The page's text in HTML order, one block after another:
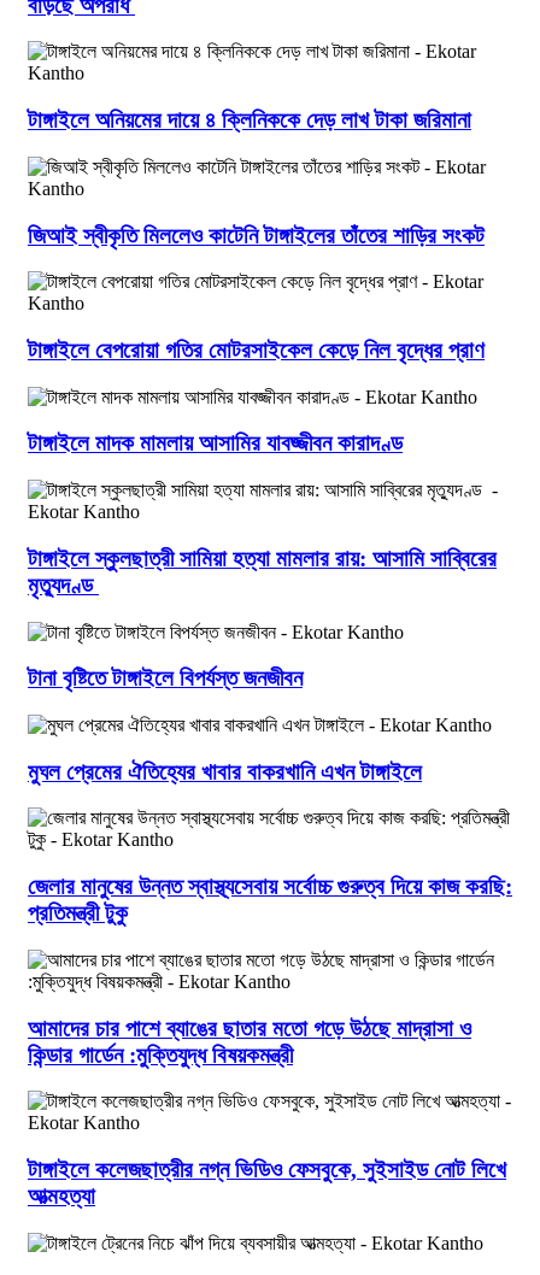
টাঙ্গাইলে অনিয়মের দায়ে ৪ ক্লিনিককে দেড় লাখ টাকা জরিমানা
জিআই স্বীকৃতি মিললেও কাটেনি টাঙ্গাইলের তাঁতের শাড়ির সংকট
টাঙ্গাইলে বেপরোয়া গতির মোটরসাইকেল কেড়ে নিল বৃদ্ধের প্রাণ
টাঙ্গাইলে মাদক মামলায় আসামির যাবজ্জীবন কারাদণ্ড
টাঙ্গাইলে স্কুলছাত্রী সামিয়া হত্যা মামলার রায়: আসামি সাব্বিরের
মৃত্যুদণ্ড
টানা বৃষ্টিতে টাঙ্গাইলে বিপর্যস্ত জনজীবন
মুঘল প্রেমের ঐতিহ্যের খাবার বাকরখানি এখন টাঙ্গাইলে
জেলার মানুষের উন্নত স্বাস্থ্যসেবায় সর্বোচ্চ গুরুত্ব দিয়ে কাজ করছি:
প্রতিমন্ত্রী টুকু
আমাদের চার পাশে ব্যাঙের ছাতার মতো গড়ে উঠছে মাদ্রাসা ও
কিন্ডার গার্ডেন :মুক্তিযুদ্ধ বিষয়কমন্ত্রী
টাঙ্গাইলে কলেজছাত্রীর নগ্ন ভিডিও ফেসবুকে, সুইসাইড নোট লিখে
আত্মহত্যা